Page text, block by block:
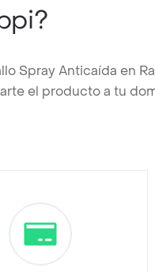
Spray Anticaída en
el producto a tu